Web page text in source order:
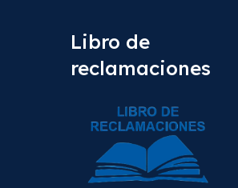
Libro de
reclamaciones